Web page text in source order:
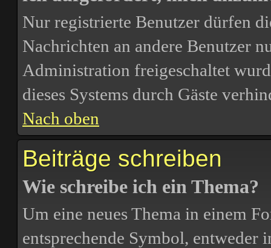
Nur registrierte Benutzer dürfen
Nachrichten an andere Benutzer
Administration freigeschaltet
dieses Systems durch Gäste
Nach oben
Beiträge schreiben
Wie schreibe ich ein Thema?
Um eine neues Thema in einem
entsprechende Symbol, entweder